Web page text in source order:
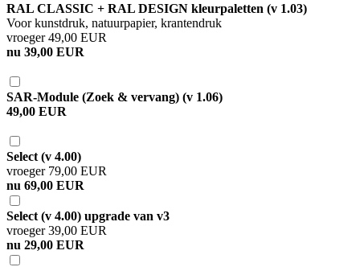
RAL CLASSIC + RAL DESIGN kleurpaletten (v 1.03)
Voor kunstdruk, natuurpapier, krantendruk
vroeger 49,00 EUR
nu 39,00 EUR
SAR-Module (Zoek & vervang) (v 1.06)
49,00 EUR
Select (v 4.00)
vroeger 79,00 EUR
nu 69,00 EUR
Select (v 4.00) upgrade van v3
vroeger 39,00 EUR
nu 29,00 EUR